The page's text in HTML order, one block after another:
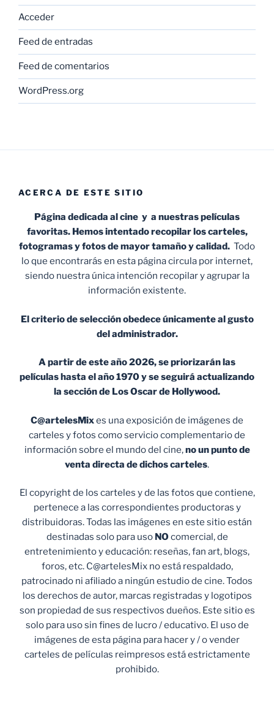
Acceder
Feed de entradas
Feed de comentarios
WordPress.org
ACERCA DE ESTE SITIO
Página dedicada al cine y a nuestras películas
favoritas. Hemos intentado recopilar los carteles,
fotogramas y fotos de mayor tamaño y calidad. Todo
lo que encontrarás en esta página circula por internet,
siendo nuestra única intención recopilar y agrupar la
información existente.
El criterio de selección obedece únicamente al gusto
del administrador.
A partir de este año 2026, se priorizarán las
películas hasta el año 1970 y se seguirá actualizando
la sección de Los Oscar de Hollywood.
C@artelesMixes una exposición de imágenes de
carteles y fotos como servicio complementario de
información sobre el mundo del cine,no un punto de
venta directa de dichos carteles.
El copyright de los carteles y de las fotos que contiene,
pertenece a las correspondientes productoras y
distribuidoras. Todas las imágenes en este sitio están
destinadas solo para uso NO comercial, de
entretenimiento y educación: reseñas, fan art, blogs,
foros, etc. C@artelesMix no está respaldado,
patrocinado ni afiliado a ningún estudio de cine. Todos
los derechos de autor, marcas registradas y logotipos
son propiedad de sus respectivos dueños. Este sitio es
solo para uso sin fines de lucro / educativo. El uso de
imágenes de esta página para hacer y / o vender
carteles de películas reimpresos está estrictamente
prohibido.